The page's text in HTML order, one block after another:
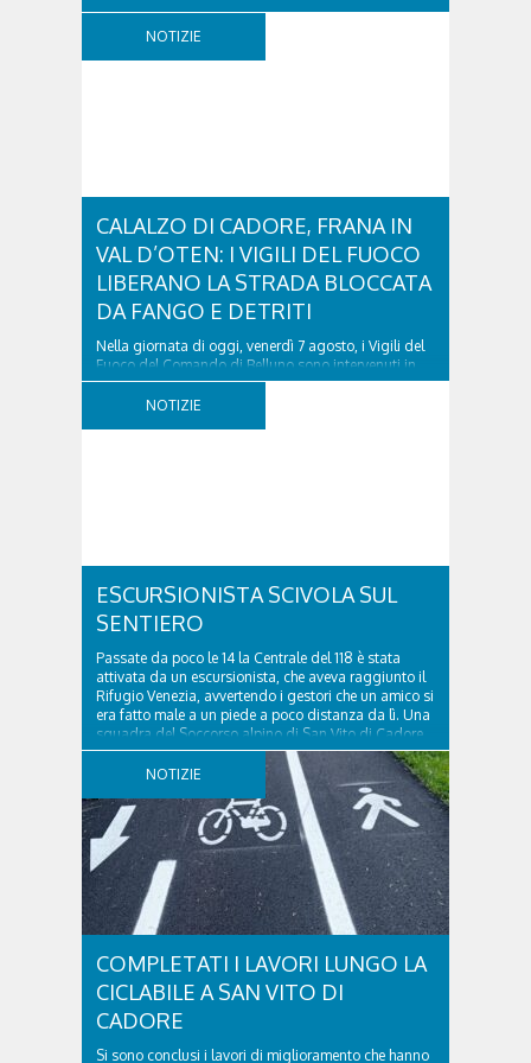
verifiche e il positivo collaudo...
NOTIZIE
CALALZO DI CADORE, FRANA IN
VAL D’OTEN: I VIGILI DEL FUOCO
LIBERANO LA STRADA BLOCCATA
DA FANGO E DETRITI
Nella giornata di oggi, venerdì 7 agosto, i Vigili del
Fuoco del Comando di Belluno sono intervenuti in
località Diassa, in Val d’Oten, nel comune di Calalzo
di Cadore, per liberare una strada rimasta bloccata
NOTIZIE
ESCURSIONISTA SCIVOLA SUL
SENTIERO
Passate da poco le 14 la Centrale del 118 è stata
attivata da un escursionista, che aveva raggiunto il
Rifugio Venezia, avvertendo i gestori che un amico si
era fatto male a un piede a poco distanza da lì. Una
squadra del Soccorso alpino di San Vito di Cadore
ha quindi raggiunto l'infortunato...
NOTIZIE
COMPLETATI I LAVORI LUNGO LA
CICLABILE A SAN VITO DI
CADORE
Si sono conclusi i lavori di miglioramento che hanno